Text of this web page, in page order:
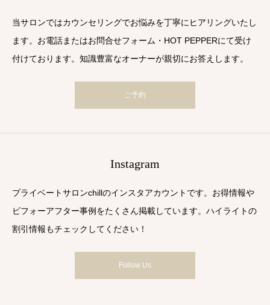
当サロンではカウンセリングでお悩みを丁寧にヒアリングいたし
ます。お電話またはお問合せフォーム・HOT PEPPERにて受け
付けております。知識豊富なオーナーが親切にお答えします。
ご予約
Instagram
プライベートサロンchillのインスタアカウントです。お得情報や
ビフォーアフター事例をたくさん掲載しています。ハイライトの
割引情報もチェックしてください！
Follow Us